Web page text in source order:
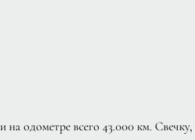
одометре всего 43.000 км. Свечку,